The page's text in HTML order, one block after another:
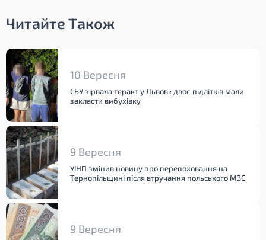
Читайте Також
10 Вересня
СБУ зірвала теракт у Львові: двоє підлітків мали
закласти вибухівку
9 Вересня
УІНП змінив новину про перепоховання на
Тернопільщині після втручання польського МЗС
9 Вересня